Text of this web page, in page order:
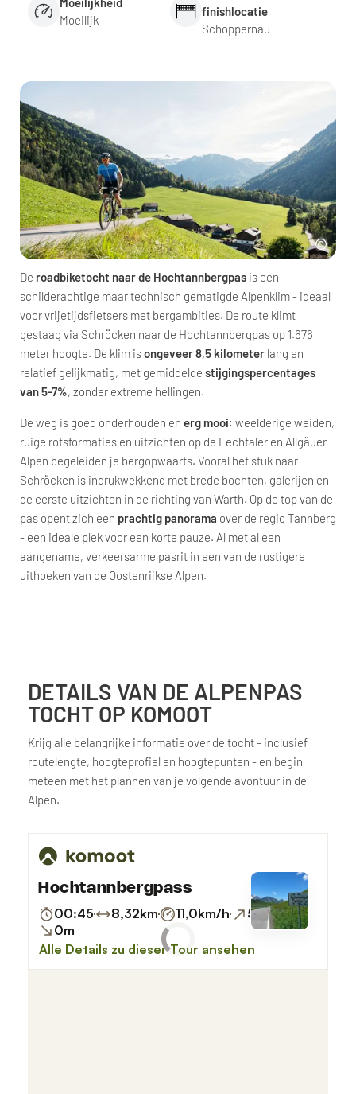
Moeilijk
finishlocatie
Schoppernau
De roadbiketocht naar de Hochtannbergpas is een
schilderachtige maar technisch gematigde Alpenklim - ideaal
voor vrijetijdsfietsers met bergambities. De route klimt
gestaag via Schröcken naar de Hochtannbergpas op 1.676
meter hoogte. De klim isongeveer 8,5 kilometer lang en
relatief gelijkmatig, met gemiddelde stijgingspercentages
van 5-7%, zonder extreme hellingen.
De weg is goed onderhouden en erg mooi: weelderige weiden,
ruige rotsformaties en uitzichten op de Lechtaler en Allgäuer
Alpen begeleiden je bergopwaarts. Vooral het stuk naar
Schröcken is indrukwekkend met brede bochten, galerijen en
de eerste uitzichten in de richting van Warth. Op de top van de
pas opent zich een prachtig panorama over de regio Tannberg
- een ideale plek voor een korte pauze. Al met al een
aangename, verkeersarme pasrit in een van de rustigere
uithoeken van de Oostenrijkse Alpen.
DETAILS VAN DE ALPENPAS
TOCHT OP KOMOOT
Krijg alle belangrijke informatie over de tocht - inclusief
routelengte, hoogteprofiel en hoogtepunten - en begin
meteen met het plannen van je volgende avontuur in de
Alpen.